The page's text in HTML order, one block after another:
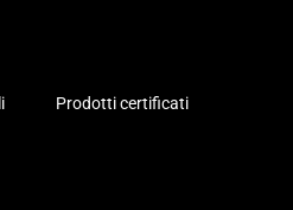
Prodotti certificati